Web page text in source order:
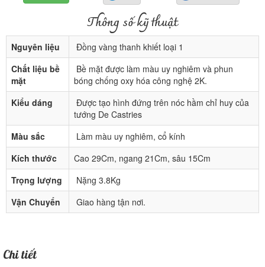
Thông số kỹ thuật
Nguyên liệu
Đồng vàng thanh khiết loại 1
Chất liệu bề
mặt
Bề mặt được làm màu uy nghiêm và phun
bóng chống oxy hóa công nghệ 2K.
Kiểu dáng
Được tạo hình đứng trên nóc hầm chỉ huy của
tướng De Castries
Màu sắc
Làm màu uy nghiêm, cổ kính
Kích thước
Cao 29Cm, ngang 21Cm, sâu 15Cm
Trọng lượng
Nặng 3.8Kg
Vận Chuyển
Giao hàng tận nơi.
Chi tiết